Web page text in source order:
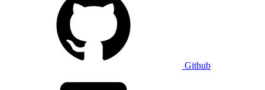
Github